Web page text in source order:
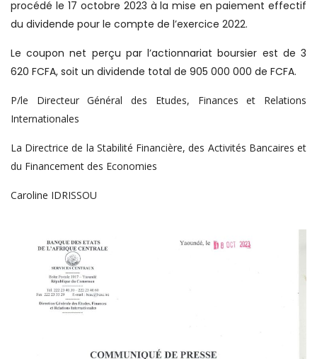
procédé le 17 octobre 2023 à la mise en paiement effectif
du dividende pour le compte de l’exercice 2022.
Le coupon net perçu par l’actionnariat boursier est de 3
620 FCFA, soit un dividende total de 905 000 000 de FCFA.
P/le Directeur Général des Etudes, Finances et Relations
Internationales
La Directrice de la Stabilité Financière, des Activités Bancaires et
du Financement des Economies
Caroline IDRISSOU